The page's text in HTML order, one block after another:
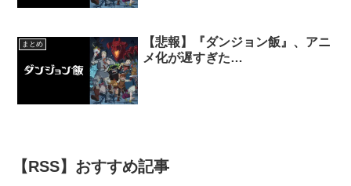
まとめ
【悲報】『ダンジョン飯』、アニ
メ化が遅すぎた…
【RSS】おすすめ記事